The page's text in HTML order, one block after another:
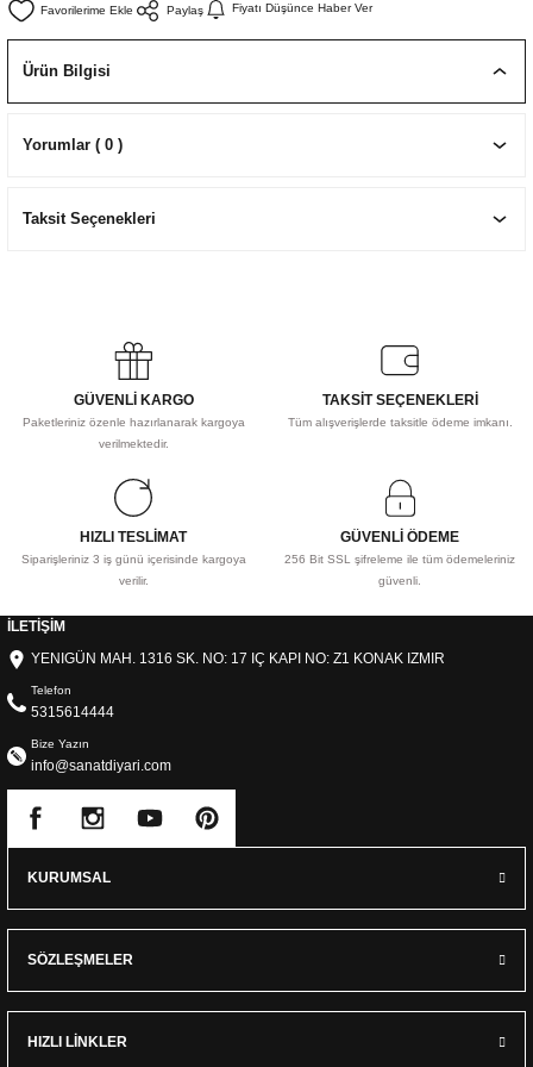
ÇİZİM SETLERİ
Paylaş Fiyatı Düşünce Haber Ver
Ürün Bilgisi
Yorumlar ( 0 )
Taksit Seçenekleri
GÜVENLİ KARGO
Paketleriniz özenle hazırlanarak kargoya
verilmektedir.
TAKSİT SEÇENEKLERİ
Tüm alışverişlerde taksitle ödeme imkanı.
HIZLI TESLİMAT
Siparişleriniz 3 iş günü içerisinde kargoya
verilir.
GÜVENLİ ÖDEME
256 Bit SSL şifreleme ile tüm ödemeleriniz
güvenli.
İLETİŞİM
YENIGÜN MAH. 1316 SK. NO: 17 IÇ KAPI NO: Z1 KONAK IZMIR
Telefon
5315614444
Bize Yazın
info@sanatdiyari.com
KURUMSAL
SÖZLEŞMELER
HIZLI LİNKLER